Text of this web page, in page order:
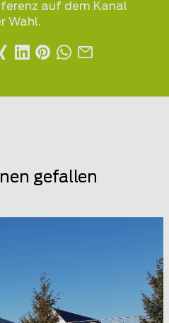
auf dem Kanal
Wahl.
gefallen